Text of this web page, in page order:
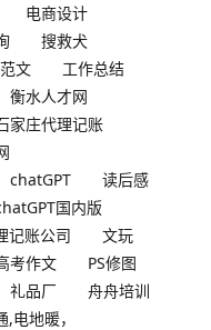
电商设计
搜救犬
文
工作总结
衡水人才网
家庄代理记账
chatGPT
读后感
国内版
记账公司
文玩
考作文
PS修图
礼品厂
舟舟培训
,电地暖，